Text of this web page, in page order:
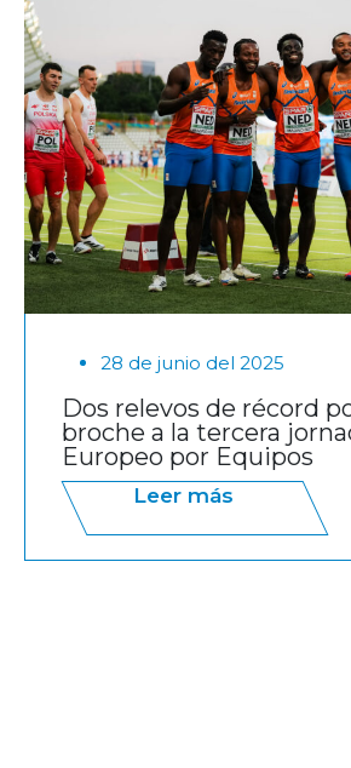
28 de junio del 2025
Dos relevos de récord
broche a la tercera
Europeo por Equipos
Leer más